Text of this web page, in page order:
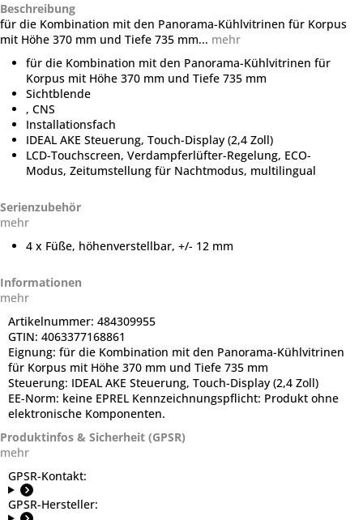
Beschreibung
für die Kombination mit den Panorama-Kühlvitrinen für Korpus
mit Höhe 370 mm und Tiefe 735 mm... mehr
für die Kombination mit den Panorama-Kühlvitrinen für
Korpus mit Höhe 370 mm und Tiefe 735 mm
Sichtblende
, CNS
Installationsfach
IDEAL AKE Steuerung, Touch-Display (2,4 Zoll)
LCD-Touchscreen, Verdampferlüfter-Regelung, ECO-
Modus, Zeitumstellung für Nachtmodus, multilingual
Serienzubehör
mehr
4 x Füße, höhenverstellbar, +/- 12 mm
Informationen
mehr
Artikelnummer: 484309955
GTIN: 4063377168861
Eignung: für die Kombination mit den Panorama-Kühlvitrinen
für Korpus mit Höhe 370 mm und Tiefe 735 mm
Steuerung: IDEAL AKE Steuerung, Touch-Display (2,4 Zoll)
EE-Norm: keine EPREL Kennzeichnungspflicht: Produkt ohne
elektronische Komponenten.
Produktinfos & Sicherheit (GPSR)
mehr
GPSR-Kontakt:
GPSR-Hersteller: